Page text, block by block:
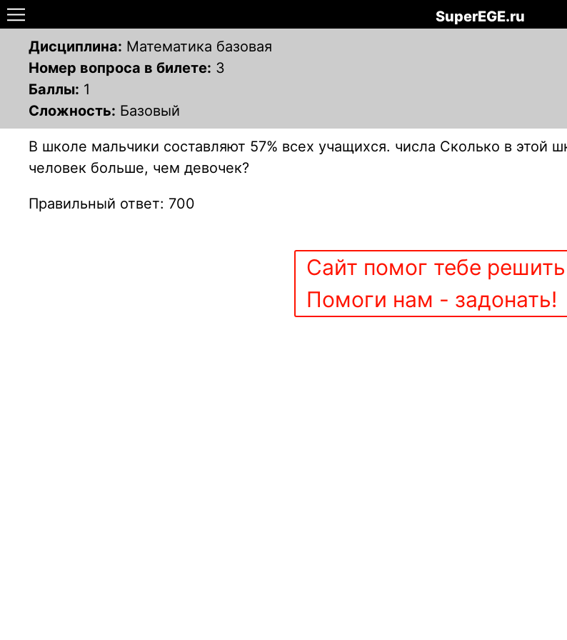
SuperEGE.ru
Дисциплина: Математика базовая
Номер вопроса в билете: 3
Баллы: 1
Сложность: Базовый
В школе мальчики составляют 57% всех учащихся. числа Сколько в этой
человек больше, чем девочек?
Правильный ответ: 700
Сайт помог тебе
Помоги нам - задонать!